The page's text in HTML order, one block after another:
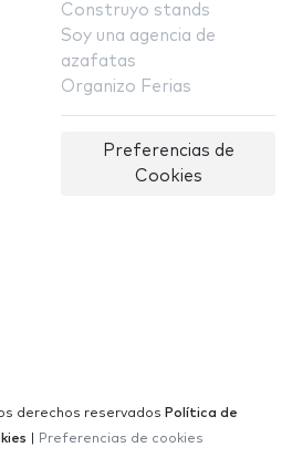
Construyo stands
Soy una agencia de
azafatas
Organizo Ferias
Preferencias de
Cookies
derechos reservados Política de
Preferencias de cookies